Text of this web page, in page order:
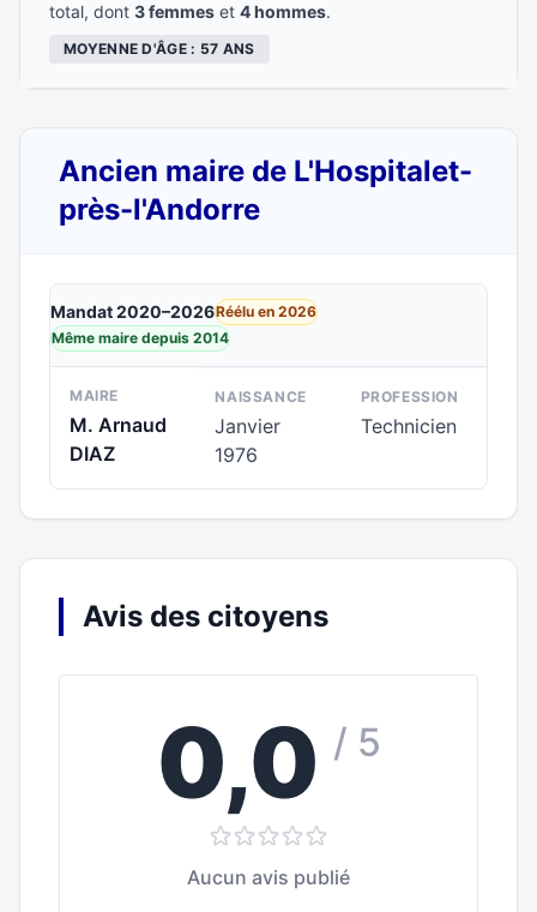
total, dont 3 femmes et 4 hommes.
MOYENNE D'ÂGE : 57 ANS
Ancien maire de L'Hospitalet-
près-l'Andorre
Mandat 2020–2026Réélu en 2026
Même maire depuis 2014
MAIRE
M. Arnaud
DIAZ
NAISSANCE
Janvier
1976
PROFESSION
Technicien
Avis des citoyens
0,0 / 5
Aucun avis publié